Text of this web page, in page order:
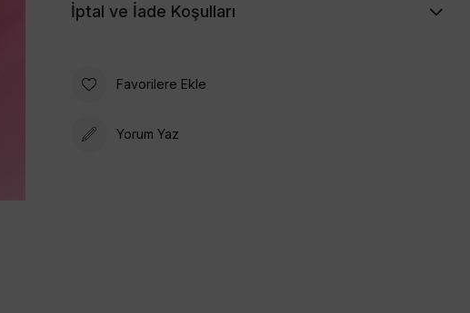
İptal ve İade Koşulları
Favorilere Ekle
Yorum Yaz